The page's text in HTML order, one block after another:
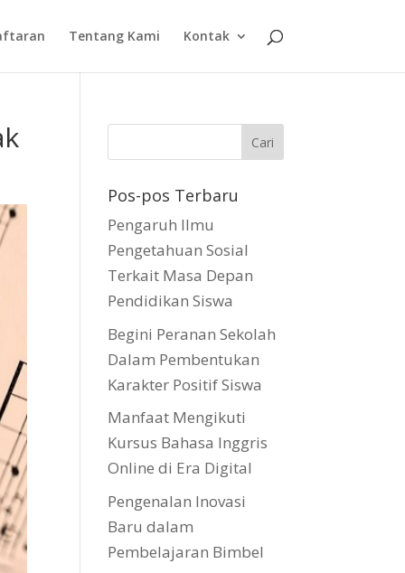
Tentang Kami Kontak
Pos-pos Terbaru
Pengaruh Ilmu
Pengetahuan Sosial
Terkait Masa Depan
Pendidikan Siswa
Begini Peranan Sekolah
Dalam Pembentukan
Karakter Positif Siswa
Manfaat Mengikuti
Kursus Bahasa Inggris
Online di Era Digital
Pengenalan Inovasi
Baru dalam
Pembelajaran Bimbel